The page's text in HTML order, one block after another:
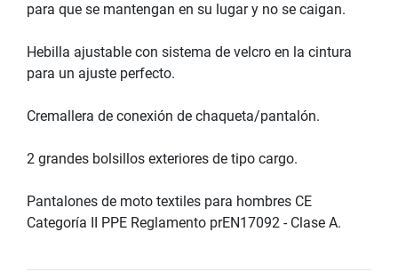
para que se mantengan en su lugar y no se caigan.
Hebilla ajustable con sistema de velcro en la cintura
para un ajuste perfecto.
Cremallera de conexión de chaqueta/pantalón.
2 grandes bolsillos exteriores de tipo cargo.
Pantalones de moto textiles para hombres CE
Categoría II PPE Reglamento prEN17092 - Clase A.